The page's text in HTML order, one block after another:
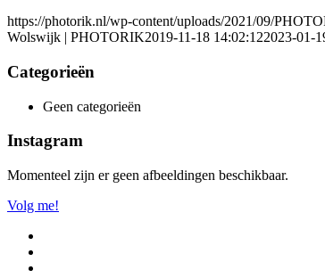
https://photorik.nl/wp-content/uploads/2021/09/
Wolswijk | PHOTORIK2019-11-18 14:02:122023-01-
Categorieën
Geen categorieën
Instagram
Momenteel zijn er geen afbeeldingen beschikbaar.
Volg me!